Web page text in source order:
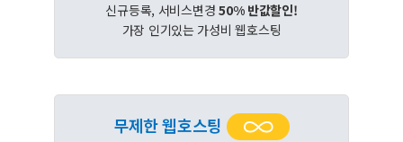
신규등록, 서비스변경50% 반값할인!
가장 인기있는 가성비 웹호스팅
무제한 웹호스팅